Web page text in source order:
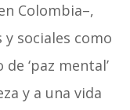
Colombia–,
y sociales como
‘paz mental’
y a una vida